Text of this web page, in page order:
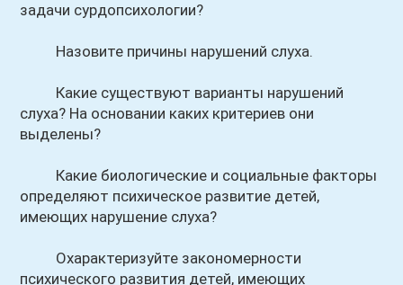
задачи сурдопсихологии?
Назовите причины нарушений слуха.
Какие существуют варианты нарушений
слуха? На основании каких критериев они
выделены?
Какие биологические и социальные факторы
определяют психическое развитие детей,
имеющих нарушение слуха?
Охарактеризуйте закономерности
психического развития детей, имеющих